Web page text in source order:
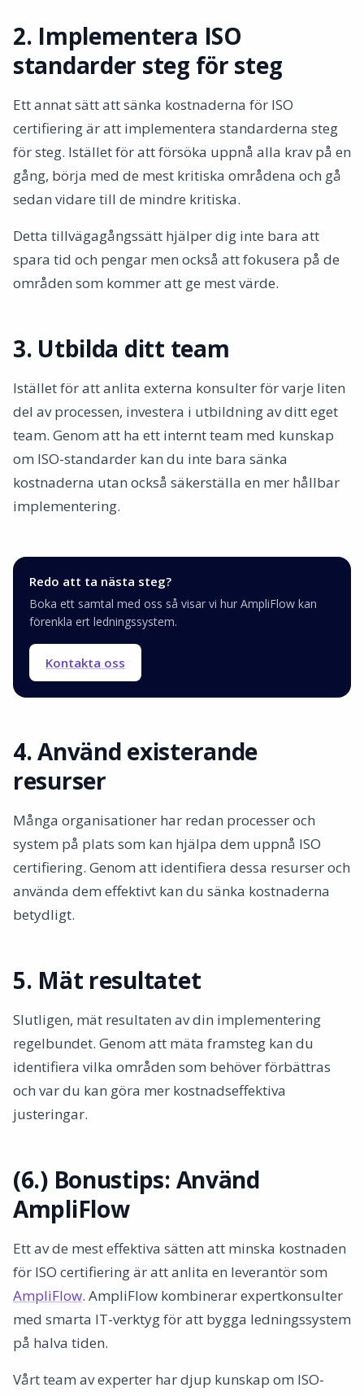
2. Implementera ISO
standarder steg för steg
Ett annat sätt att sänka kostnaderna för ISO
certifiering är att implementera standarderna steg
för steg. Istället för att försöka uppnå alla krav på en
gång, börja med de mest kritiska områdena och gå
sedan vidare till de mindre kritiska.
Detta tillvägagångssätt hjälper dig inte bara att
spara tid och pengar men också att fokusera på de
områden som kommer att ge mest värde.
3. Utbilda ditt team
Istället för att anlita externa konsulter för varje liten
del av processen, investera i utbildning av ditt eget
team. Genom att ha ett internt team med kunskap
om ISO-standarder kan du inte bara sänka
kostnaderna utan också säkerställa en mer hållbar
implementering.
Redo att ta nästa steg?
Boka ett samtal med oss så visar vi hur AmpliFlow kan
förenkla ert ledningssystem.
Kontakta oss
4. Använd existerande
resurser
Många organisationer har redan processer och
system på plats som kan hjälpa dem uppnå ISO
certifiering. Genom att identifiera dessa resurser och
använda dem effektivt kan du sänka kostnaderna
betydligt.
5. Mät resultatet
Slutligen, mät resultaten av din implementering
regelbundet. Genom att mäta framsteg kan du
identifiera vilka områden som behöver förbättras
och var du kan göra mer kostnadseffektiva
justeringar.
(6.) Bonustips: Använd
AmpliFlow
Ett av de mest effektiva sätten att minska kostnaden
för ISO certifiering är att anlita en leverantör som
AmpliFlow. AmpliFlow kombinerar expertkonsulter
med smarta IT-verktyg för att bygga ledningssystem
på halva tiden.
Vårt team av experter har djup kunskap om ISO-